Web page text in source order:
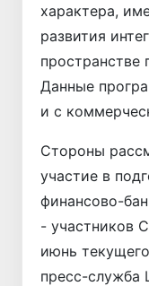
характера,
развития
пространстве
Данные
и с
Стороны
участие в
финансово-
- участников
июнь
пресс-служба